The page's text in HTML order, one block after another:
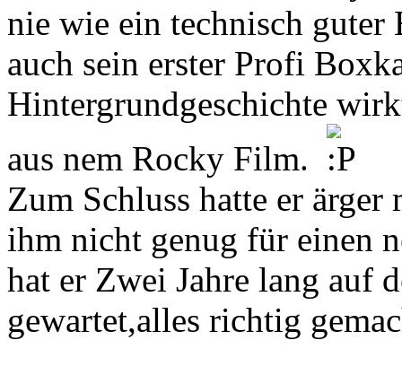
nie wie ein technisch guter
auch sein erster Profi
Hintergrundgeschichte
aus nem Rocky Film.
Zum Schluss hatte er
ihm nicht genug für einen
hat er Zwei Jahre lang auf
gewartet,alles richtig